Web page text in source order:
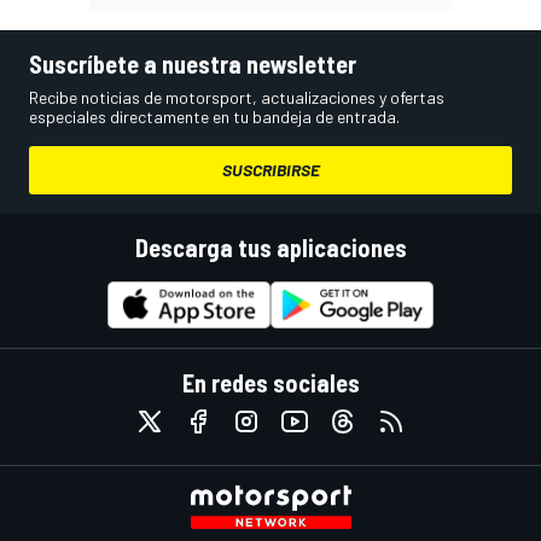
Suscríbete a nuestra newsletter
Recibe noticias de motorsport, actualizaciones y ofertas
especiales directamente en tu bandeja de entrada.
SUSCRIBIRSE
Descarga tus aplicaciones
En redes sociales